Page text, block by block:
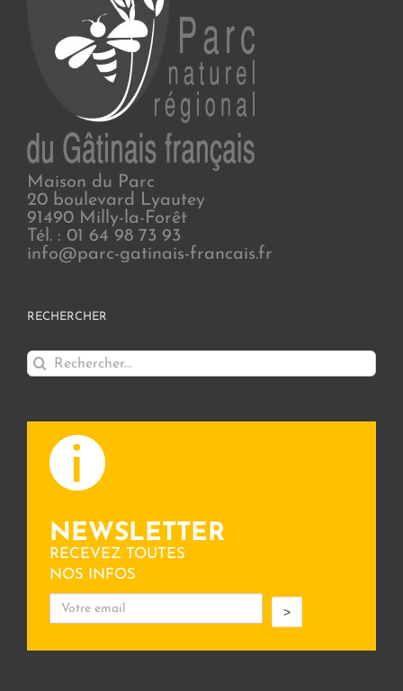
Maison du Parc
20 boulevard Lyautey
91490 Milly-la-Forêt
Tél. : 01 64 98 73 93
info@parc-gatinais-francais.fr
RECHERCHER
Rechercher:
NEWSLETTER
RECEVEZ TOUTES
NOS INFOS
>